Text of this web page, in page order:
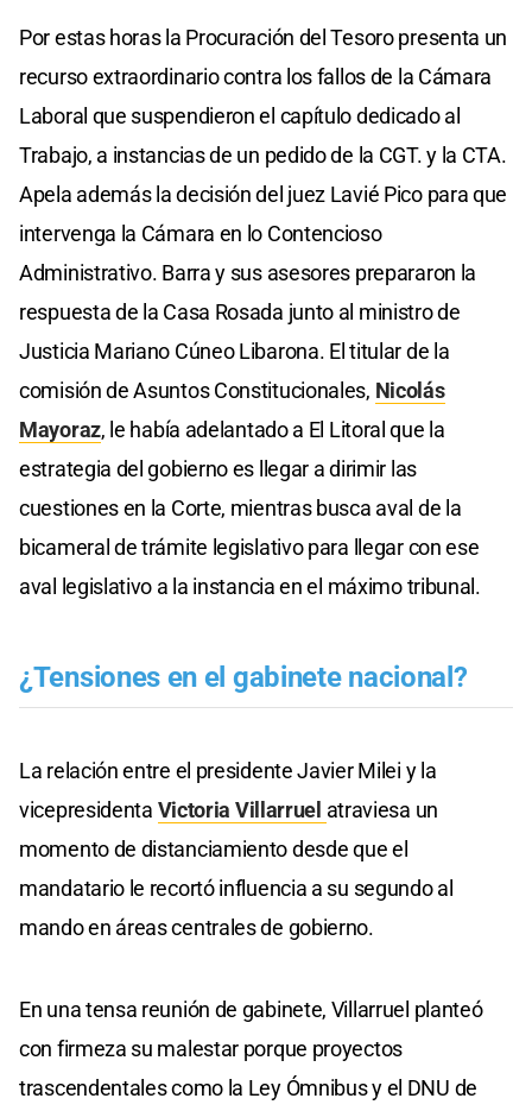
Por estas horas la Procuración del Tesoro presenta un
recurso extraordinario contra los fallos de la Cámara
Laboral que suspendieron el capítulo dedicado al
Trabajo, a instancias de un pedido de la CGT. y la CTA.
Apela además la decisión del juez Lavié Pico para que
intervenga la Cámara en lo Contencioso
Administrativo. Barra y sus asesores prepararon la
respuesta de la Casa Rosada junto al ministro de
Justicia Mariano Cúneo Libarona. El titular de la
comisión de Asuntos Constitucionales, Nicolás
Mayoraz, le había adelantado a El Litoral que la
estrategia del gobierno es llegar a dirimir las
cuestiones en la Corte, mientras busca aval de la
bicameral de trámite legislativo para llegar con ese
aval legislativo a la instancia en el máximo tribunal.
¿Tensiones en el gabinete nacional?
La relación entre el presidente Javier Milei y la
vicepresidenta Victoria Villarruel atraviesa un
momento de distanciamiento desde que el
mandatario le recortó influencia a su segundo al
mando en áreas centrales de gobierno.
En una tensa reunión de gabinete, Villarruel planteó
con firmeza su malestar porque proyectos
trascendentales como la Ley Ómnibus y el DNU de